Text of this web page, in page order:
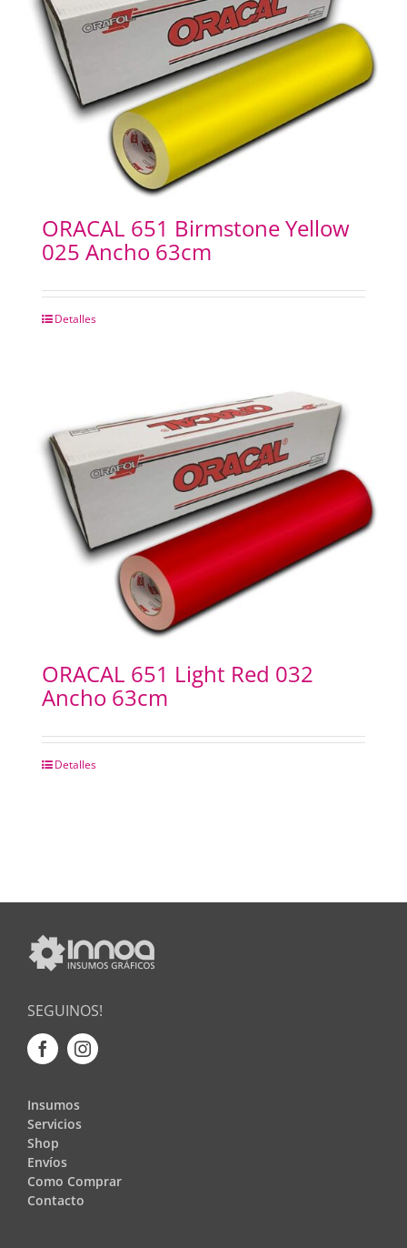
ORACAL 651 Birmstone Yellow
025 Ancho 63cm
Detalles
ORACAL 651 Light Red 032
Ancho 63cm
Detalles
SEGUINOS!
Insumos
Servicios
Shop
Envíos
Como Comprar
Contacto